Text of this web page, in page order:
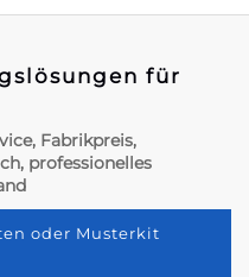
für
Fabrikpreis,
professionelles
oder Musterkit